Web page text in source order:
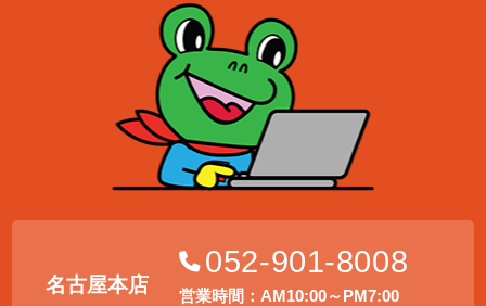
名古屋本店
052-901-8008
営業時間：AM10:00～PM7:00